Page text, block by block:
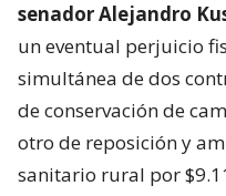
senador Alejandro
un eventual perjuicio
simultánea de dos
de conservación de
otro de reposición y
sanitario rural por